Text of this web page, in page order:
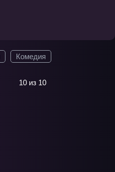
Комедия
10 из 10